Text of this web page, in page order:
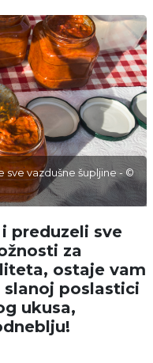
vazdušne šupljine - ©
preduzeli sve
za
ostaje vam
poslastici
ukusa,